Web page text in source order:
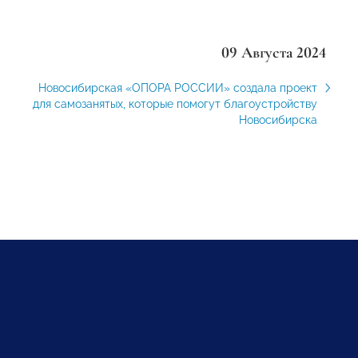
09 Августа 2024
Новосибирская «ОПОРА РОССИИ» создала проект
для самозанятых, которые помогут благоустройству
Новосибирска